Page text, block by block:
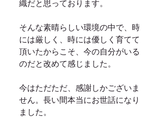
織だと思っております。
そんな素晴らしい環境の中で、時
には厳しく、時には優しく育てて
頂いたからこそ、今の自分がいる
のだと改めて感じました。
今はただただ、感謝しかございま
せん。長い間本当にお世話になり
ました。